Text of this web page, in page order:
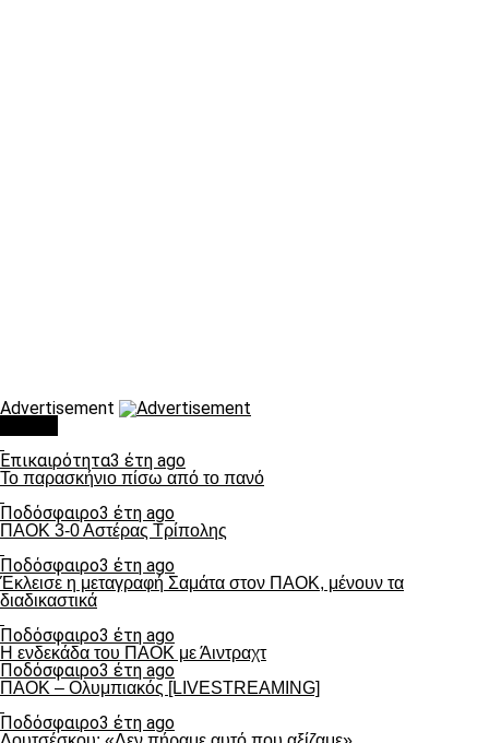
Advertisement
Επικαιρότητα3 έτη ago
Το παρασκήνιο πίσω από το πανό
Ποδόσφαιρο3 έτη ago
ΠΑΟΚ 3-0 Αστέρας Τρίπολης
Ποδόσφαιρο3 έτη ago
Έκλεισε η μεταγραφή Σαμάτα στον ΠΑΟΚ, μένουν τα
διαδικαστικά
Ποδόσφαιρο3 έτη ago
Η ενδεκάδα του ΠΑΟΚ με Άιντραχτ
Ποδόσφαιρο3 έτη ago
ΠΑΟΚ – Ολυμπιακός [LIVESTREAMING]
Ποδόσφαιρο3 έτη ago